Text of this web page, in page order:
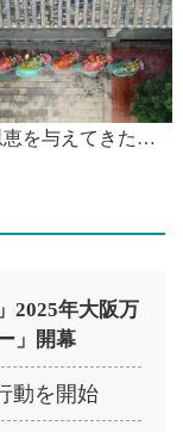
を与えてきた
2025年大阪万
」開幕
動を開始